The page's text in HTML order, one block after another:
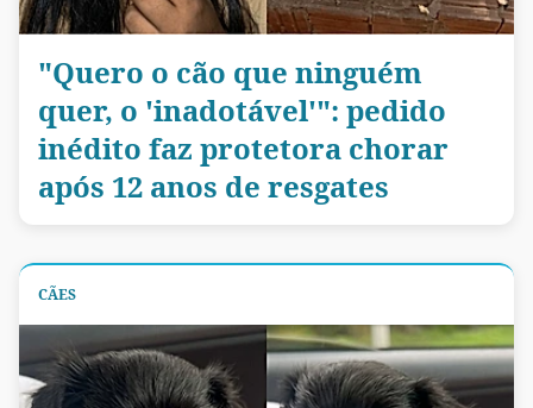
"Quero o cão que ninguém
quer, o 'inadotável'": pedido
inédito faz protetora chorar
após 12 anos de resgates
CÃES